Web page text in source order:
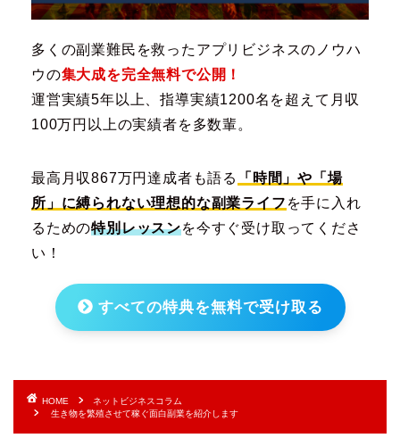
多くの副業難民を救ったアプリビジネスのノウハ
ウの集大成を完全無料で公開！
運営実績5年以上、指導実績1200名を超えて月収
100万円以上の実績者を多数輩。
最高月収867万円達成者も語る
「時間」や「場
所」に縛られない理想的な副業ライフ を手に入れ
るための特別レッスンを今すぐ受け取ってくださ
い！
すべての特典を無料で受け取る
HOME
ネットビジネスコラム
生き物を繁殖させて稼ぐ面白副業を紹介します